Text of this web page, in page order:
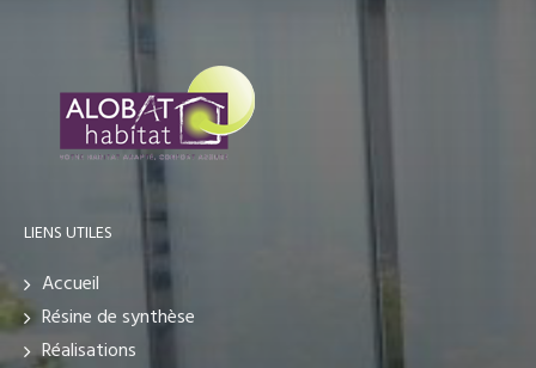
LIENS UTILES
Accueil
Résine de synthèse
Réalisations